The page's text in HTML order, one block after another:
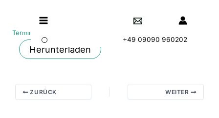
springen
Main
Menu
+49 09090 960202
Terminblatt zur MM FOS Schulaufnahme 2025-26
Herunterladen
ZURÜCK WEITER